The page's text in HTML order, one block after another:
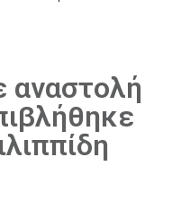
αναστολή